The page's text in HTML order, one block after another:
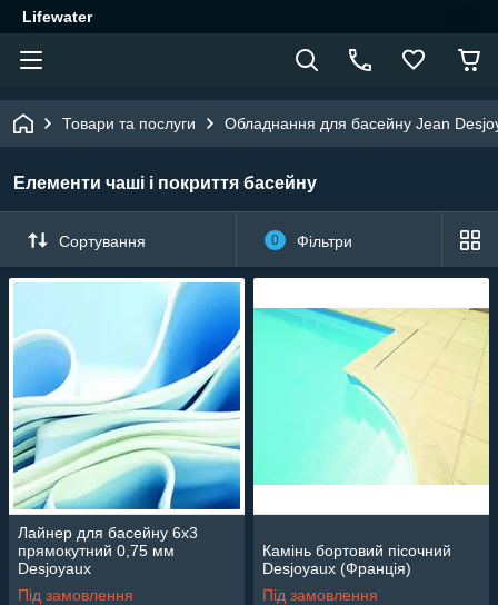
Lifewater
Товари та послуги Обладнання для басейну Jean
Елементи чаші і покриття басейну
Сортування 0 Фільтри
Лайнер для басейну 6х3
прямокутний 0,75 мм
Desjoyaux
Під замовлення
Камінь бортовий пісочний
Desjoyaux (Франція)
Під замовлення